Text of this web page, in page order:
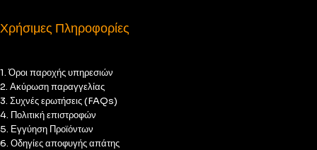
Χρήσιμες Πληροφορίες
1. Όροι παροχής υπηρεσιών
2. Ακύρωση παραγγελίας
3. Συχνές ερωτήσεις (FAQs)
4. Πολιτική επιστροφών
5. Εγγύηση Προϊόντων
6. Οδηγίες αποφυγής απάτης